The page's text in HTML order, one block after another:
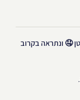
🤤 ונתראה בקרוב